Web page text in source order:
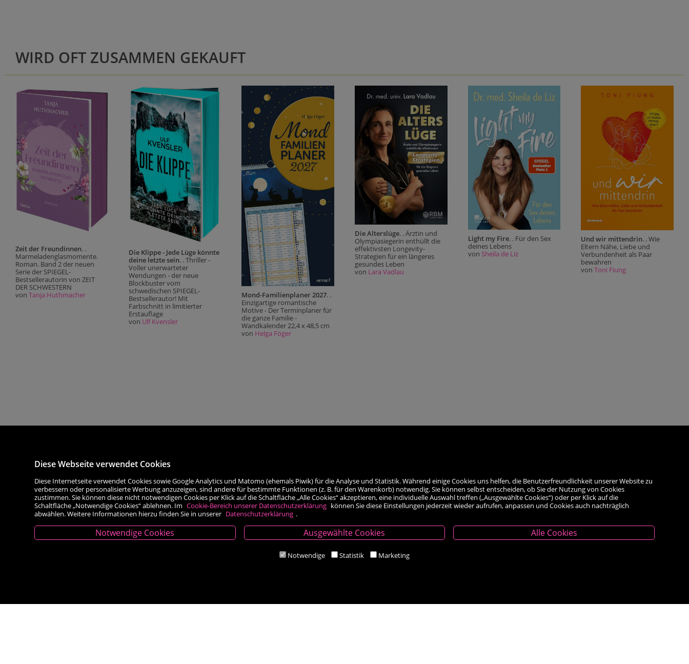
WIRD OFT ZUSAMMEN GEKAUFT
Zeit der Freundinnen. .
Marmeladenglasmomente.
Roman. Band 2 der neuen
Serie der SPIEGEL-
Bestsellerautorin von ZEIT
DER SCHWESTERN
von Tanja Huthmacher
Die Klippe - Jede Lüge könnte
deine letzte sein. . Thriller -
Voller unerwarteter
Wendungen - der neue
Blockbuster vom
schwedischen SPIEGEL-
Bestsellerautor! Mit
Farbschnitt in limitierter
Erstauflage
von Ulf Kvensler
Mond-Familienplaner 2027. .
Einzigartige romantische
Motive - Der Terminplaner für
die ganze Familie -
Wandkalender 22,4 x 48,5 cm
von Helga Föger
Die Alterslüge. . Ärztin und
Olympiasiegerin enthüllt die
effektivsten Longevity-
Strategien für ein längeres
gesundes Leben
von Lara Vadlau
Light my Fire. . Für den Sex
deines Lebens
von Sheila de Liz
Und wir mittendrin. . Wie
Eltern Nähe, Liebe und
Verbundenheit als Paar
bewahren
vonToni Fiung
Zahlungsarten
Diese Webseite verwendet Cookies
Diese Internetseite verwendet Cookies sowie Google Analytics und Matomo (ehemals Piwik) für die Analyse und Statistik. Während einige Cookies uns helfen, die Benutzerfreundlichkeit unserer Website zu
verbessern oder personalisierte Werbung anzuzeigen, sind andere für bestimmte Funktionen (z. B. für den Warenkorb) notwendig. Sie können selbst entscheiden, ob Sie der Nutzung von Cookies
zustimmen. Sie können diese nicht notwendigen Cookies per Klick auf die Schaltfläche „Alle Cookies“ akzeptieren, eine individuelle Auswahl treffen („Ausgewählte Cookies“) oder per Klick auf die
Schaltfläche „Notwendige Cookies“ ablehnen. Im Cookie-Bereich unserer Datenschutzerklärung können Sie diese Einstellungen jederzeit wieder aufrufen, anpassen und Cookies auch nachträglich
abwählen. Weitere Informationen hierzu finden Sie in unserer Datenschutzerklärung .
Notwendige Cookies Ausgewählte Cookies Alle Cookies
Notwendige Statistik Marketing